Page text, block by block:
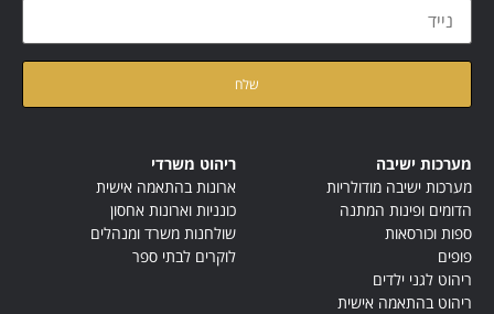
מערכות ישיבה
מערכות ישיבה מודולריות
הדומים ופינות המתנה
ספות וכורסאות
פופים
ריהוט לגני ילדים
ריהוט בהתאמה אישית
ריהוט משרדי
ארונות בהתאמה אישית
כונניות וארונות אחסון
שולחנות משרד ומנהלים
לוקרים לבתי ספר